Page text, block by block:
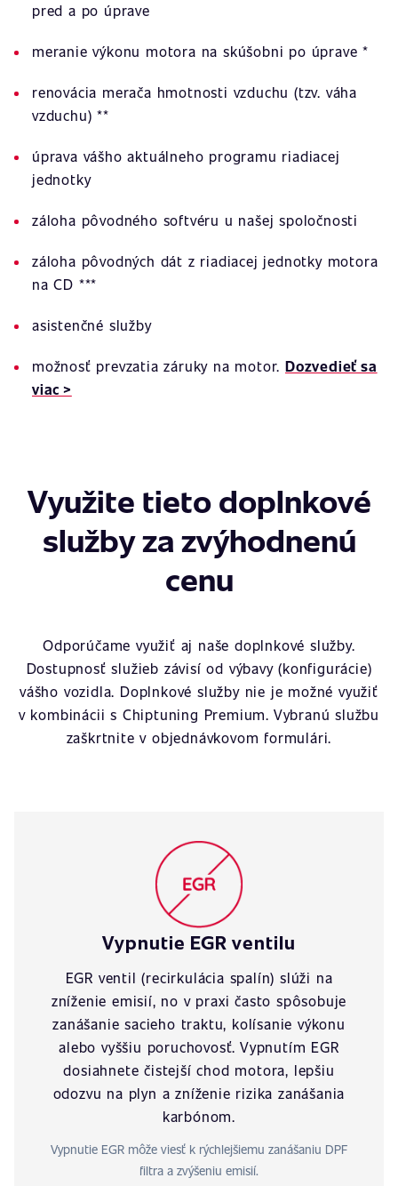
pred a po úprave
meranie výkonu motora na skúšobni po úprave *
renovácia merača hmotnosti vzduchu (tzv. váha
vzduchu) **
úprava vášho aktuálneho programu riadiacej
jednotky
záloha pôvodného softvéru u našej spoločnosti
záloha pôvodných dát z riadiacej jednotky motora
na CD ***
asistenčné služby
možnosť prevzatia záruky na motor. Dozvedieť sa
viac >
Využite tieto doplnkové
služby za zvýhodnenú
cenu
Odporúčame využiť aj naše doplnkové služby.
Dostupnosť služieb závisí od výbavy (konfigurácie)
vášho vozidla. Doplnkové služby nie je možné využiť
v kombinácii s Chiptuning Premium. Vybranú službu
zaškrtnite v objednávkovom formulári.
Vypnutie EGR ventilu
EGR ventil (recirkulácia spalín) slúži na
zníženie emisií, no v praxi často spôsobuje
zanášanie sacieho traktu, kolísanie výkonu
alebo vyššiu poruchovosť. Vypnutím EGR
dosiahnete čistejší chod motora, lepšiu
odozvu na plyn a zníženie rizika zanášania
karbónom.
Vypnutie EGR môže viesť k rýchlejšiemu zanášaniu DPF
filtra a zvýšeniu emisií.